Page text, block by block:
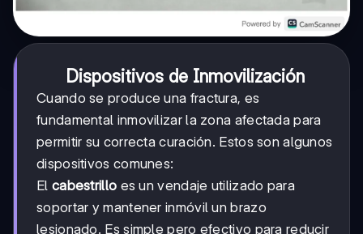
Dispositivos de Inmovilización
Cuando se produce una fractura, es
fundamental inmovilizar la zona afectada para
permitir su correcta curación. Estos son algunos
dispositivos comunes:
El cabestrillo es un vendaje utilizado para
soportar y mantener inmóvil un brazo
lesionado. Es simple pero efectivo para reducir